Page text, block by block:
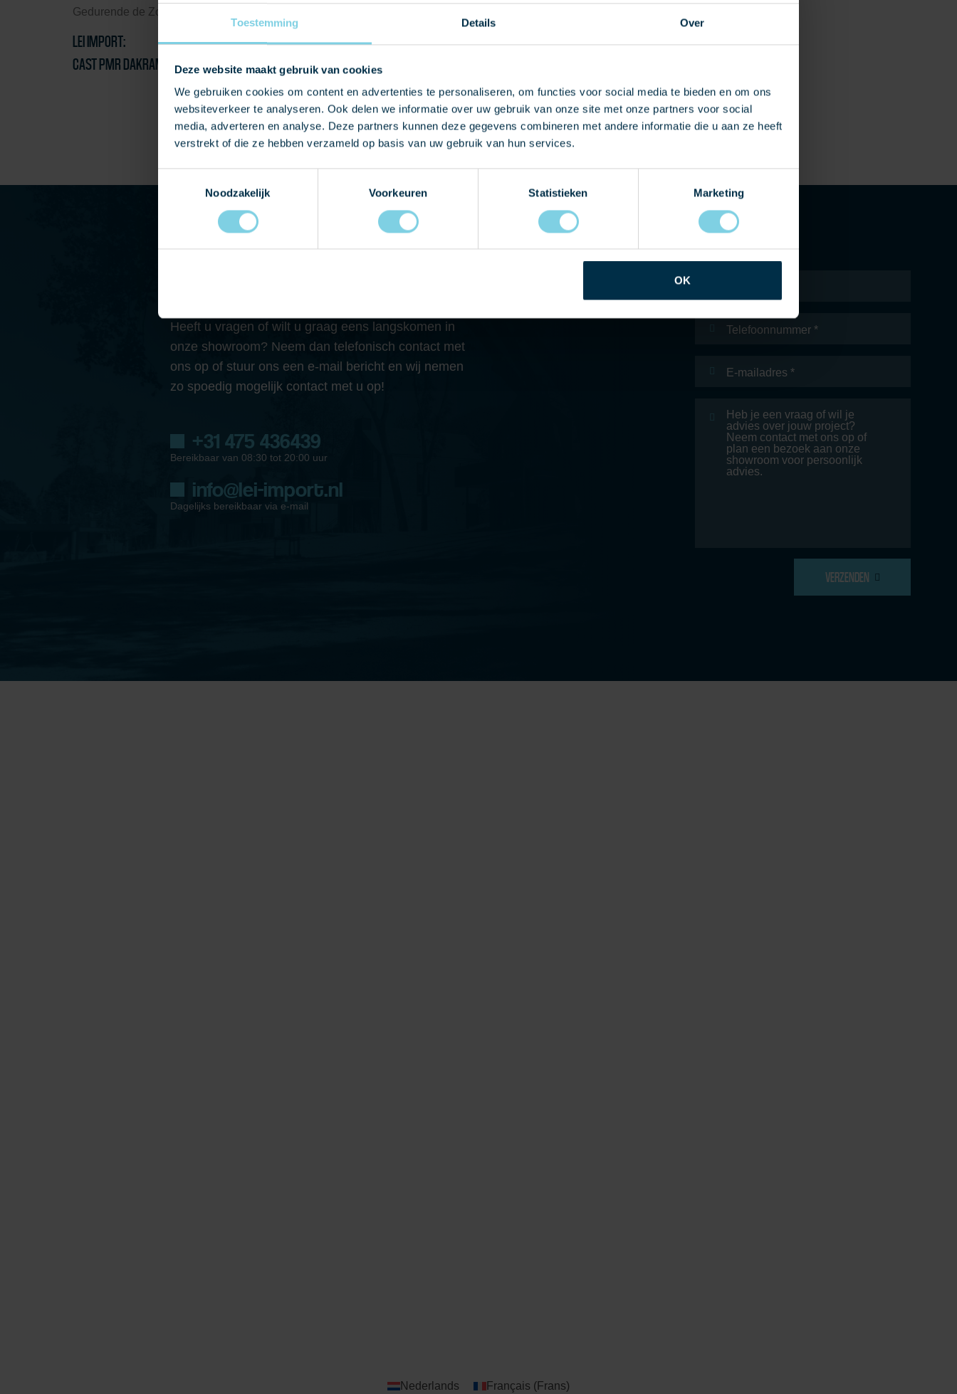
Toestemming Details Over
Deze website maakt gebruik van cookies
We gebruiken cookies om content en advertenties te personaliseren, om functies voor social media te bieden en om ons
websiteverkeer te analyseren. Ook delen we informatie over uw gebruik van onze site met onze partners voor social
media, adverteren en analyse. Deze partners kunnen deze gegevens combineren met andere informatie die u aan ze heeft
verstrekt of die ze hebben verzameld op basis van uw gebruik van hun services.
Noodzakelijk
Voorkeuren Statistieken Marketing
OK
Gedurende de Zomertour hebben onze collega’s leuke foto’s en filmpjes gemaakt. Bekijk hier de leuke aftermovies:
LEI IMPORT:
CAST PMR DAKRAMEN:
Heeft u vragen of wilt u graag eens langskomen in
onze showroom? Neem dan telefonisch contact met
ons op of stuur ons een e-mail bericht en wij nemen
zo spoedig mogelijk contact met u op!
+31 475 436439
Bereikbaar van 08:30 tot 20:00 uur
info@lei-import.nl
Dagelijks bereikbaar via e-mail
Telefoonnummer
mailadres *
VERZENDEN
Nederlands Français (Frans)